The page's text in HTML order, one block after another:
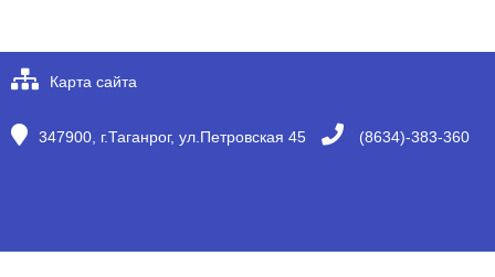
Карта сайта
347900, г.Таганрог, ул.Петровская 45 (8634)-383-360